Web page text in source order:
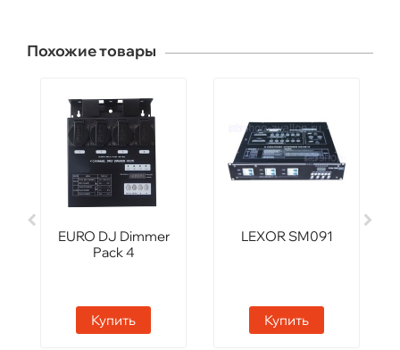
Похожие товары
EURO DJ Dimmer
Pack 4
Купить
LEXOR SM091
Купить